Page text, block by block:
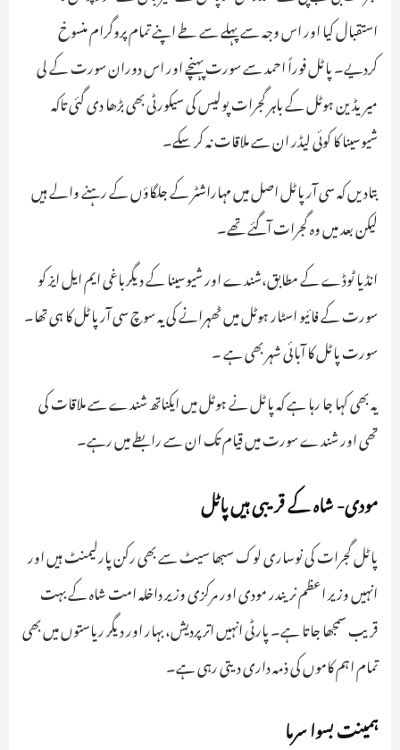
استقبال کیا اور اس وجہ سے پہلے سے طے اپنے تمام پروگرام منسوخ
کردیے۔ پاٹل فوراً احمد سے سورت پہنچے اور اس دوران سورت کے لی
میریڈین ہوٹل کے باہر گجرات پولیس کی سیکورٹی بھی بڑھا دی گئی تاکہ
شیوسینا کا کوئی لیڈر ان سے ملاقات نہ کر سکے۔
بتادیں کہ سی آر پاٹل اصل میں مہاراشٹر کے جلگاؤں کے رہنے والے ہیں
لیکن بعد میں وہ گجرات آگئے تھے۔
انڈیا ٹوڈے کے مطابق،شندے اور شیوسینا کے دیگرباغی ایم ایل ایز کو
سورت کے فائیو اسٹار ہوٹل میں ٹھہرانے کی یہ سوچ سی آر پاٹل کا ہی تھا۔
سورت پاٹل کا آبائی شہر بھی ہے ۔
یہ بھی کہا جا رہا ہے کہ پاٹل نے ہوٹل میں ایکناتھ شندے سے ملاقات کی
تھی اور شندے سورت میں قیام تک ان سے رابطے میں رہے۔
مودی- شاہ کے قریبی ہیں پاٹل
پاٹل گجرات کی نوساری لوک سبھا سیٹ سے بھی رکن پارلیمنٹ ہیں اور
انہیں وزیر اعظم نریندر مودی اور مرکزی وزیر داخلہ امت شاہ کے بہت
قریب سمجھا جاتا ہے۔ پارٹی انہیں اتر پردیش، بہار اور دیگر ریاستوں میں بھی
تمام اہم کاموں کی ذمہ داری دیتی رہی ہے۔
ہمینت بسوا سرما